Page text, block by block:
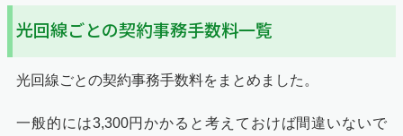
光回線ごとの契約事務手数料一覧
光回線ごとの契約事務手数料をまとめました。
一般的には3,300円かかると考えておけば間違いないで